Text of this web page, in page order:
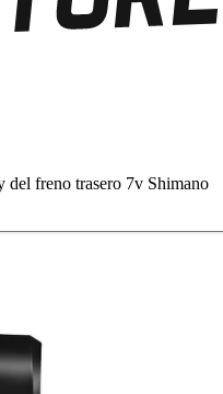
del freno trasero 7v Shimano